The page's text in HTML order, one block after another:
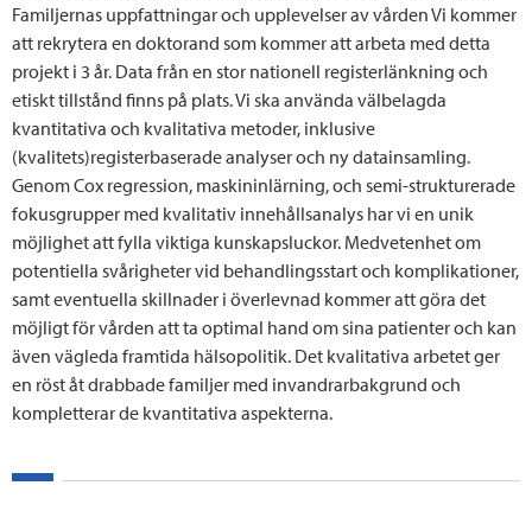
Familjernas uppfattningar och upplevelser av vården Vi kommer
att rekrytera en doktorand som kommer att arbeta med detta
projekt i 3 år. Data från en stor nationell registerlänkning och
etiskt tillstånd finns på plats. Vi ska använda välbelagda
kvantitativa och kvalitativa metoder, inklusive
(kvalitets)registerbaserade analyser och ny datainsamling.
Genom Cox regression, maskininlärning, och semi-strukturerade
fokusgrupper med kvalitativ innehållsanalys har vi en unik
möjlighet att fylla viktiga kunskapsluckor. Medvetenhet om
potentiella svårigheter vid behandlingsstart och komplikationer,
samt eventuella skillnader i överlevnad kommer att göra det
möjligt för vården att ta optimal hand om sina patienter och kan
även vägleda framtida hälsopolitik. Det kvalitativa arbetet ger
en röst åt drabbade familjer med invandrarbakgrund och
kompletterar de kvantitativa aspekterna.